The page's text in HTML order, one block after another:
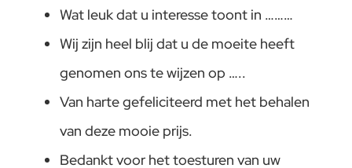
Wat leuk dat u interesse toont in ………
Wij zijn heel blij dat u de moeite heeft
genomen ons te wijzen op …..
Van harte gefeliciteerd met het behalen
van deze mooie prijs.
Bedankt voor het toesturen van uw